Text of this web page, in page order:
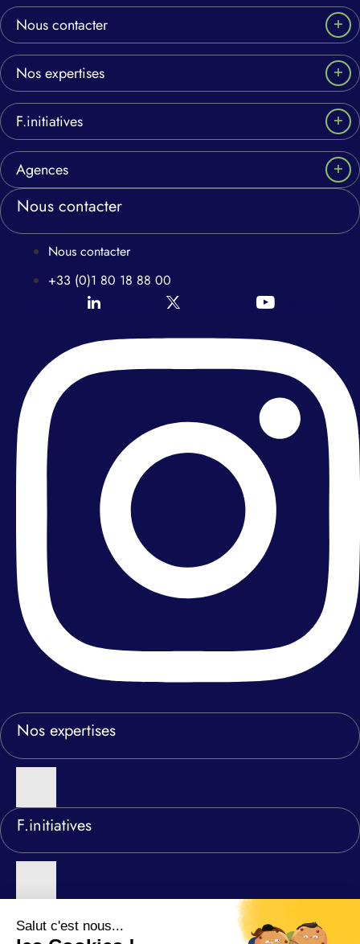
Nous contacter
Nos expertises
F.initiatives
Agences
Nous contacter
Nous contacter
+33 (0)1 80 18 88 00
Nos expertises
F.initiatives
Nos agences